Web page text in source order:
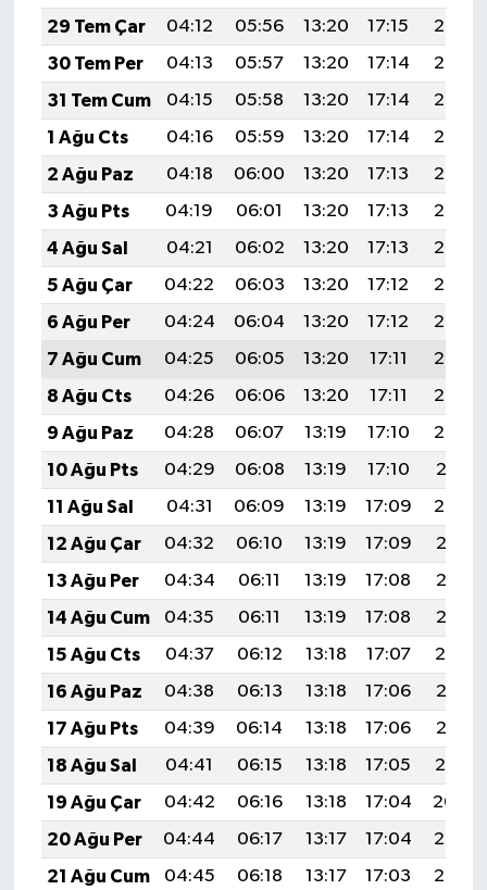
29 Tem Çar
04:12 05:56 13:20 17:15
20:35
30 Tem Per
04:13 05:57 13:20 17:14
20:34
31 Tem Cum
04:15 05:58 13:20 17:14
20:33
1 Ağu Cts
04:16 05:59 13:20 17:14
20:32
2 Ağu Paz
04:18 06:00 13:20 17:13
20:30
3 Ağu Pts
04:19 06:01 13:20 17:13
20:29
4 Ağu Sal
04:21 06:02 13:20 17:13
20:28
5 Ağu Çar
04:22 06:03 13:20 17:12
20:27
6 Ağu Per
04:24 06:04 13:20 17:12
20:26
7 Ağu Cum
04:25 06:05 13:20 17:11
20:25
8 Ağu Cts
04:26 06:06 13:20 17:11
20:24
9 Ağu Paz
04:28 06:07 13:19 17:10
20:22
10 Ağu Pts
04:29 06:08 13:19 17:10
20:21
11 Ağu Sal
04:31 06:09 13:19 17:09
20:20
12 Ağu Çar
04:32 06:10 13:19 17:09
20:18
13 Ağu Per
04:34 06:11 13:19 17:08
20:17
14 Ağu Cum
04:35 06:11 13:19 17:08
20:16
15 Ağu Cts
04:37 06:12 13:18 17:07
20:14
16 Ağu Paz
04:38 06:13 13:18 17:06
20:13
17 Ağu Pts
04:39 06:14 13:18 17:06
20:12
18 Ağu Sal
04:41 06:15 13:18 17:05
20:10
19 Ağu Çar
04:42 06:16 13:18 17:04
20:09
20 Ağu Per
04:44 06:17 13:17 17:04
20:07
21 Ağu Cum
04:45 06:18 13:17 17:03
20:06